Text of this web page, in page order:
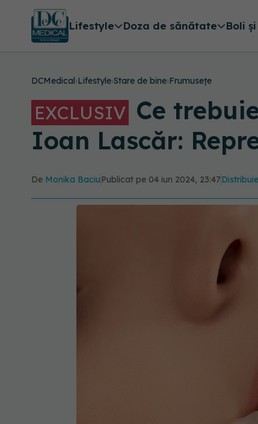
Lifestyle Doza de sănătate Boli
DCMedical›Lifestyle›Stare de bine›Frumusețe
EXCLUSIV Ce
Ioan Lascăr:
De Monika Baciu Publicat pe 04 iun 2024, 23:47